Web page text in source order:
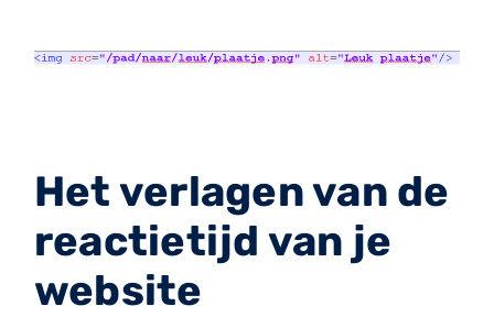
Het verlagen van de
reactietijd van je
website